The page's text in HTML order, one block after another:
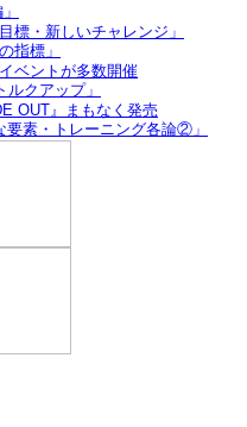
標・新しいチャレンジ」
指標」
ベントが多数開催
クアップ」
OUT』まもなく発売
素・トレーニング各論②」